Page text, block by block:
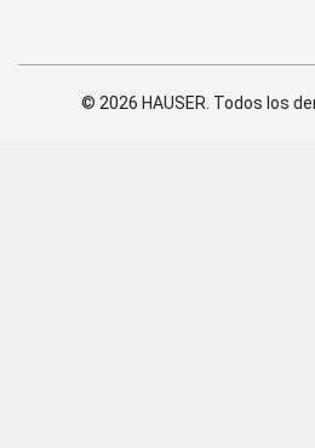
© 2026 HAUSER. Todos los